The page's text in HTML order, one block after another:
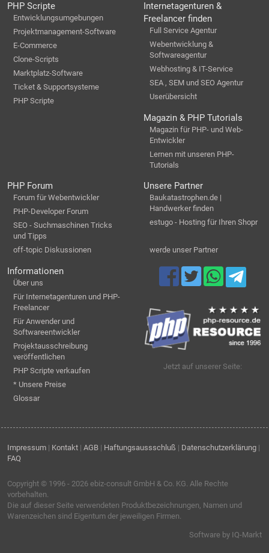
PHP Scripte
Entwicklungsumgebungen
Projektmanagement-Software
E-Commerce
Clone-Scripts
Marktplatz-Software
Ticket & Supportsysteme
PHP Scripte
Internetagenturen &
Freelancer finden
Full Service Agentur
Webentwicklung &
Softwareagentur
Webhosting & IT-Service
SEA , SEM und SEO Agentur
Userübersicht
Magazin & PHP Tutorials
Magazin für PHP- und Web-
Entwickler
Lernen mit unseren PHP-
Tutorials
PHP Forum
Forum für Webentwickler
PHP-Developer Forum
SEO - Suchmaschinen Tricks
und Tipps
off-topic Diskussionen
Unsere Partner
Baukatastrophen.de |
Handwerker finden
estugo - Hosting für Ihren Shopr
werde unser Partner
Informationen
Über uns
Für Internetagenturen und PHP-
Freelancer
Für Anwender und
Softwareentwickler
Projektausschreibung
veröffentlichen
PHP Scripte verkaufen
* Unsere Preise
Glossar
Jetzt auf unserer Seite:
Impressum | Kontakt | AGB | Haftungsaussschluß | Datenschutzerklärung |
FAQ
Copyright © 1996 - 2026 ebiz-consult GmbH & Co. KG. Alle Rechte
vorbehalten.
Die auf dieser Seite verwendeten Produktbezeichnungen, Namen und
Warenzeichen sind Eigentum der jeweiligen Firmen.
Software by IQ-Markt